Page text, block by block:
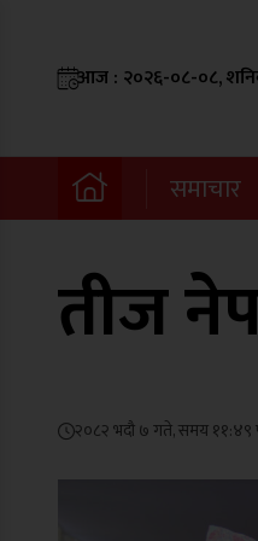
आज : २०२६-०८-०८,
समाचार
तीज
२०८२ भदौ ७ गते, समय ११:४९